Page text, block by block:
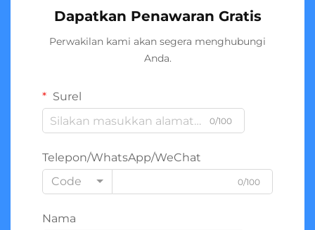
Dapatkan Penawaran Gratis
Perwakilan kami akan segera menghubungi
Anda.
Surel
0/100
Telepon/WhatsApp/WeChat
Code
0/100
Nama